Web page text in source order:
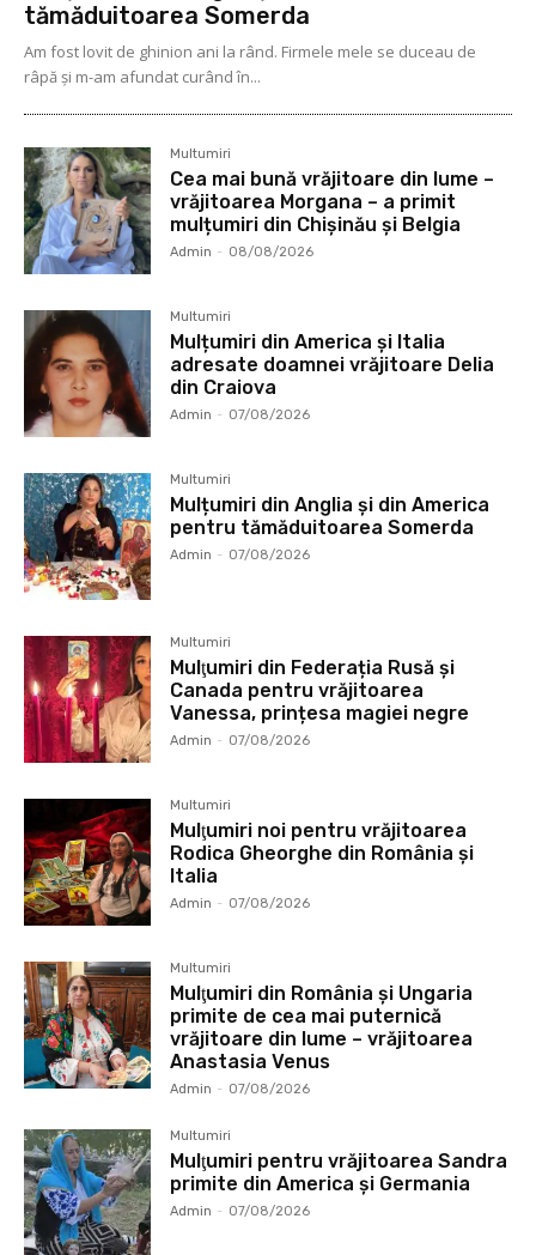
tămăduitoarea Somerda
Am fost lovit de ghinion ani la rând. Firmele mele se duceau de
râpă şi m-am afundat curând în...
Multumiri
Cea mai bună vrăjitoare din lume –
vrăjitoarea Morgana – a primit
mulțumiri din Chișinău și Belgia
Admin - 08/08/2026
Multumiri
Mulțumiri din America și Italia
adresate doamnei vrăjitoare Delia
din Craiova
Admin - 07/08/2026
Multumiri
Mulțumiri din Anglia și din America
pentru tămăduitoarea Somerda
Admin - 07/08/2026
Multumiri
Mulţumiri din Federația Rusă și
Canada pentru vrăjitoarea
Vanessa, prințesa magiei negre
Admin - 07/08/2026
Multumiri
Mulţumiri noi pentru vrăjitoarea
Rodica Gheorghe din România și
Italia
Admin - 07/08/2026
Multumiri
Mulţumiri din România și Ungaria
primite de cea mai puternică
vrăjitoare din lume – vrăjitoarea
Anastasia Venus
Admin - 07/08/2026
Multumiri
Mulţumiri pentru vrăjitoarea Sandra
primite din America și Germania
Admin - 07/08/2026